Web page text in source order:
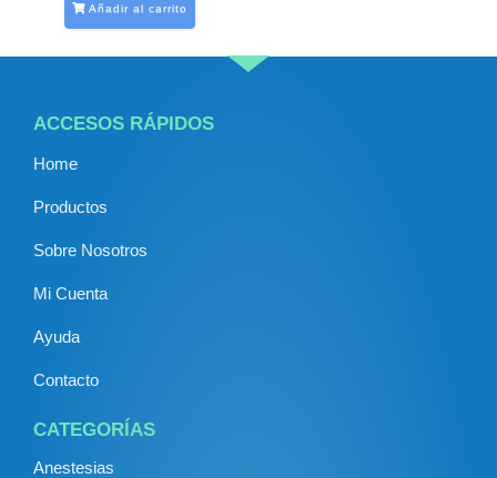
Añadir al carrito
ACCESOS RÁPIDOS
Home
Productos
Sobre Nosotros
Mi Cuenta
Ayuda
Contacto
CATEGORÍAS
Anestesias